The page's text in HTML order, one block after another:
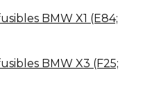
BMW X1 (E84;
BMW X3 (F25;